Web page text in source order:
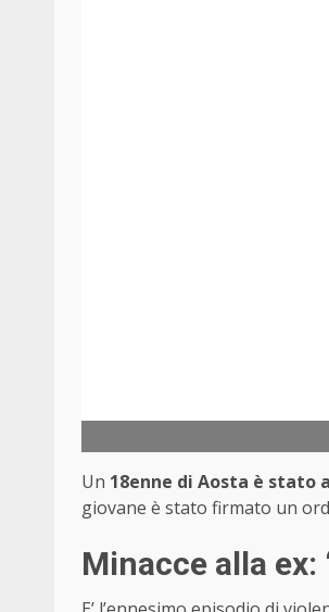
Un 18enne di Aosta è stato
giovane è stato firmato un
Minacce alla